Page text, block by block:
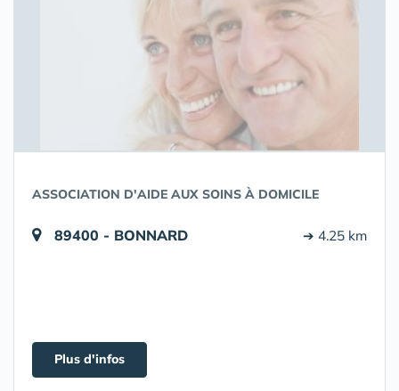
ASSOCIATION D'AIDE AUX SOINS À DOMICILE
89400 - BONNARD ➔ 4.25 km
Plus d'infos